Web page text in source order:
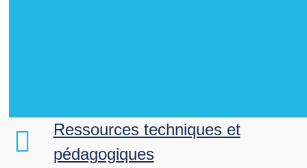
Ressources techniques et
pédagogiques